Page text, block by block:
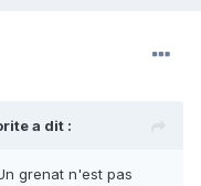
a dit :
grenat n'est pas